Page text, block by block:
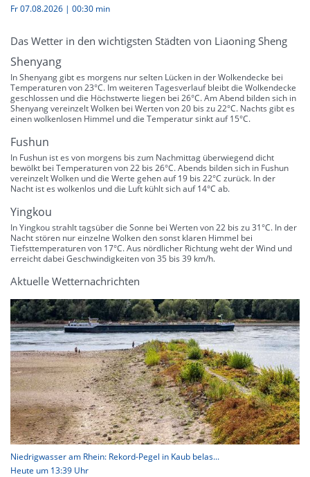
Fr 07.08.2026 | 00:30 min
Das Wetter in den wichtigsten Städten von Liaoning Sheng
Shenyang
In Shenyang gibt es morgens nur selten Lücken in der Wolkendecke bei
Temperaturen von 23°C. Im weiteren Tagesverlauf bleibt die Wolkendecke
geschlossen und die Höchstwerte liegen bei 26°C. Am Abend bilden sich in
Shenyang vereinzelt Wolken bei Werten von 20 bis zu 22°C. Nachts gibt es
einen wolkenlosen Himmel und die Temperatur sinkt auf 15°C.
Fushun
In Fushun ist es von morgens bis zum Nachmittag überwiegend dicht
bewölkt bei Temperaturen von 22 bis 26°C. Abends bilden sich in Fushun
vereinzelt Wolken und die Werte gehen auf 19 bis 22°C zurück. In der
Nacht ist es wolkenlos und die Luft kühlt sich auf 14°C ab.
Yingkou
In Yingkou strahlt tagsüber die Sonne bei Werten von 22 bis zu 31°C. In der
Nacht stören nur einzelne Wolken den sonst klaren Himmel bei
Tiefsttemperaturen von 17°C. Aus nördlicher Richtung weht der Wind und
erreicht dabei Geschwindigkeiten von 35 bis 39 km/h.
Aktuelle Wetternachrichten
Niedrigwasser am Rhein: Rekord-Pegel in Kaub belas...
Heute um 13:39 Uhr